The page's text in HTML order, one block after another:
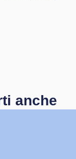
anche